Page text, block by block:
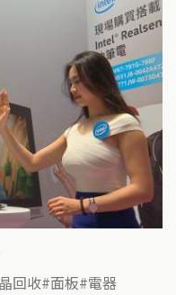
回收 面板 電器